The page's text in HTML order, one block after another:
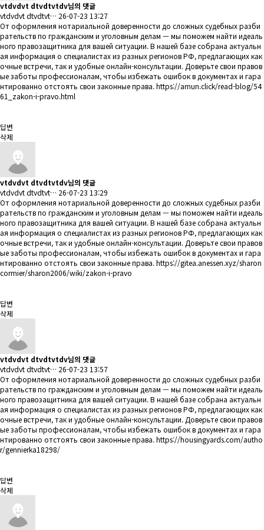
vtdvdvt dtvdtvtdv님의 댓글
vtdvdvt dtvdtvt… 26-07-23 13:27
От оформления нотариальной доверенности до сложных судебных разби
рательств по гражданским и уголовным делам — мы поможем найти идеаль
ного правозащитника для вашей ситуации. В нашей базе собрана актуальн
ая информация о специалистах из разных регионов РФ, предлагающих как
очные встречи, так и удобные онлайн-консультации. Доверьте свои правов
ые заботы профессионалам, чтобы избежать ошибок в документах и гара
нтированно отстоять свои законные права.https://amun.click/read-blog/54
61_zakon-i-pravo.html
답변
삭제
vtdvdvt dtvdtvtdv님의 댓글
vtdvdvt dtvdtvt… 26-07-23 13:29
От оформления нотариальной доверенности до сложных судебных разби
рательств по гражданским и уголовным делам — мы поможем найти идеаль
ного правозащитника для вашей ситуации. В нашей базе собрана актуальн
ая информация о специалистах из разных регионов РФ, предлагающих как
очные встречи, так и удобные онлайн-консультации. Доверьте свои правов
ые заботы профессионалам, чтобы избежать ошибок в документах и гара
нтированно отстоять свои законные права.https://gitea.anessen.xyz/sharon
cormier/sharon2006/wiki/zakon-i-pravo
답변
삭제
vtdvdvt dtvdtvtdv님의 댓글
vtdvdvt dtvdtvt… 26-07-23 13:57
От оформления нотариальной доверенности до сложных судебных разби
рательств по гражданским и уголовным делам — мы поможем найти идеаль
ного правозащитника для вашей ситуации. В нашей базе собрана актуальн
ая информация о специалистах из разных регионов РФ, предлагающих как
очные встречи, так и удобные онлайн-консультации. Доверьте свои правов
ые заботы профессионалам, чтобы избежать ошибок в документах и гара
нтированно отстоять свои законные права.https://housingyards.com/autho
r/gennierka18298/
답변
삭제